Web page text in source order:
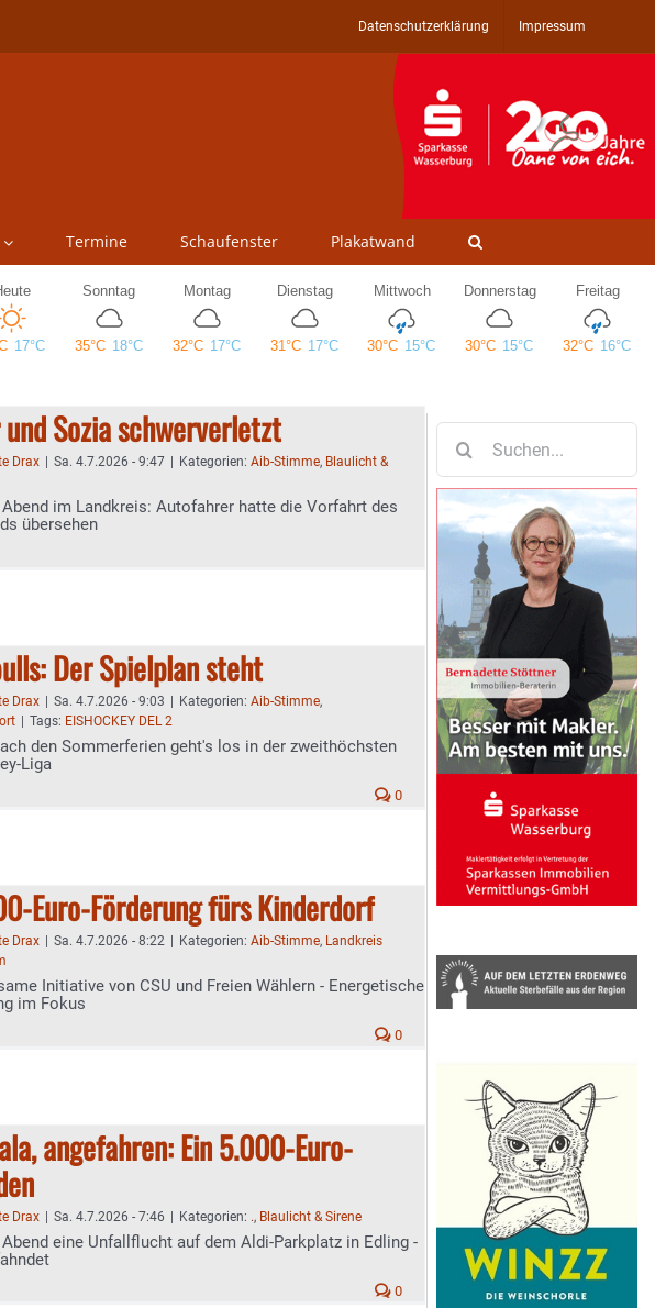
Datenschutzerklärung Impressum
Termine Schaufenster Plakatwand
Sozia schwerverletzt
Drax Sa. 4.7.2026 - 9:47 Kategorien: Aib-Stimme, Blaulicht &
Abend im Landkreis: Autofahrer hatte die Vorfahrt des
übersehen
Der Spielplan steht
Drax Sa. 4.7.2026 - 9:03 Kategorien: Aib-Stimme,
Tags: EISHOCKEY DEL 2
den Sommerferien geht's los in der zweithöchsten
Liga
0
Euro-Förderung fürs Kinderdorf
Drax Sa. 4.7.2026 - 8:22 Kategorien: Aib-Stimme, Landkreis
Initiative von CSU und Freien Wählern - Energetische
im Fokus
0
angefahren: Ein 5.000-Euro-
Drax Sa. 4.7.2026 - 7:46 Kategorien: ., Blaulicht & Sirene
eine Unfallflucht auf dem Aldi-Parkplatz in Edling -
0
nach: